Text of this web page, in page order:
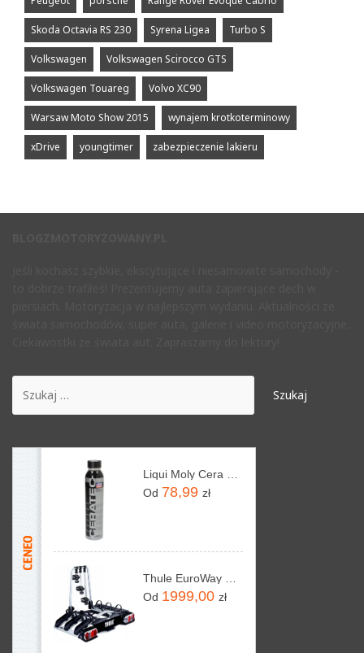
Skoda Octavia RS 230 Syrena Ligea Turbo S
Volkswagen Volkswagen Scirocco GTS
Volkswagen Touareg Volvo XC90
Warsaw Moto Show 2015 wynajem krotkoterminowy
xDrive youngtimer zabezpieczenie lakieru
Liqui Moly Cera Tec 300ml 7181
Od 78,99 zł
Thule EuroWay G2 922 Czarny
Od 1999,00 zł